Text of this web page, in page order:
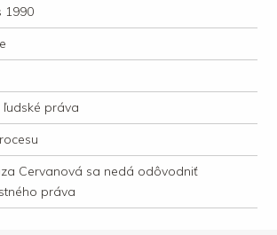
1990
ľudské práva
Cervanová sa nedá odôvodniť
práva